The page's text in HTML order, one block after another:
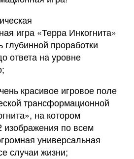
игра «Терра Инкогнита»
глубинной проработки
ответа на уровне
красивое игровое поле
трансформационной
на котором
по всем
универсальная
случаи жизни;